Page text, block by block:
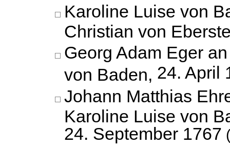
Karoline Luise von
Christian von
Georg Adam Eger
von Baden, 24. April
Johann Matthias
Karoline Luise von
24. September 1767